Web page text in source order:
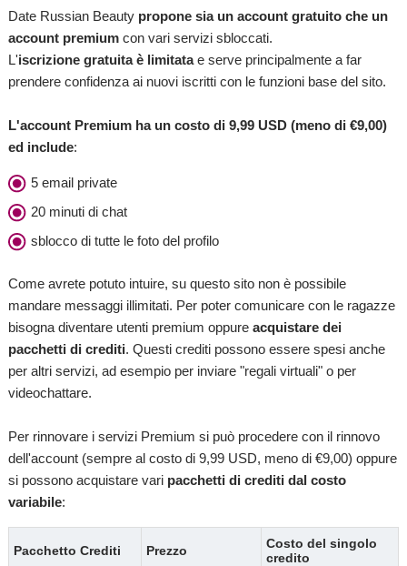
Date Russian Beauty propone sia un account gratuito che un
account premium con vari servizi sbloccati.
L'iscrizione gratuita è limitatae serve principalmente a far
prendere confidenza ai nuovi iscritti con le funzioni base del sito.
L'account Premium ha un costo di 9,99 USD (meno di €9,00)
ed include:
5 email private
20 minuti di chat
sblocco di tutte le foto del profilo
Come avrete potuto intuire, su questo sito non è possibile
mandare messaggi illimitati. Per poter comunicare con le ragazze
bisogna diventare utenti premium oppure acquistare dei
pacchetti di crediti. Questi crediti possono essere spesi anche
per altri servizi, ad esempio per inviare "regali virtuali" o per
videochattare.
Per rinnovare i servizi Premium si può procedere con il rinnovo
dell'account (sempre al costo di 9,99 USD, meno di €9,00) oppure
si possono acquistare vari pacchetti di crediti dal costo
variabile:
Pacchetto Crediti Prezzo
Costo del singolo
credito